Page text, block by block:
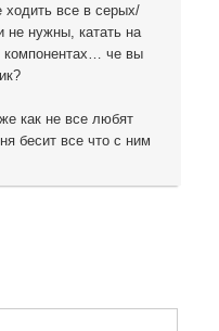
все в серых/
не нужны, катать на
компонентах… че вы
как не все любят
бесит все что с ним